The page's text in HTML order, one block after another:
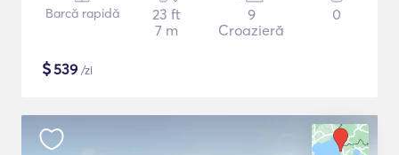
Barcă rapidă
23 ft
7 m
9
Croazieră
0
$539 /zi